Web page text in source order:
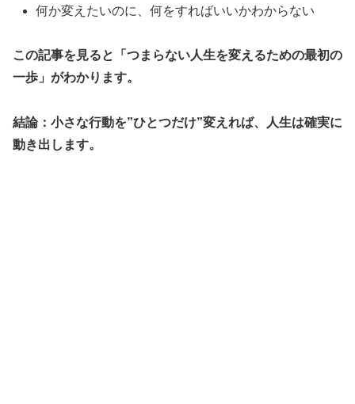
何か変えたいのに、何をすればいいかわからない
この記事を見ると「つまらない人生を変えるための最初の
一歩」がわかります。
結論：小さな行動を”ひとつだけ”変えれば、人生は確実に
動き出します。